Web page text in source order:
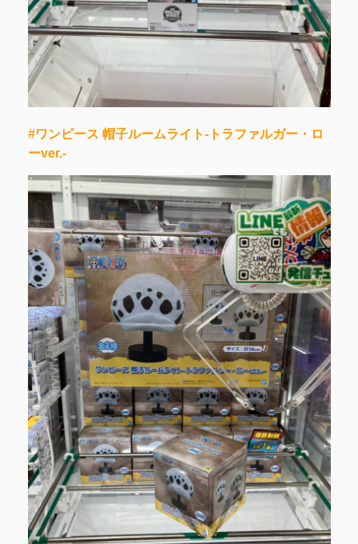
#ワンピース 帽子ルームライト-トラファルガー・ロ
ーver.-